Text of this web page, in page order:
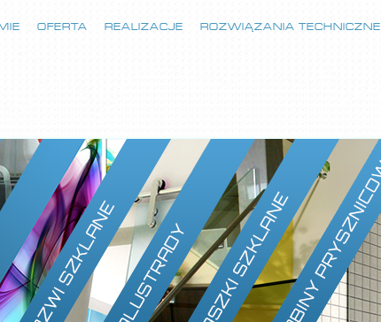
OFERTA REALIZACJE ROZWIĄZANIA TECHNICZNE